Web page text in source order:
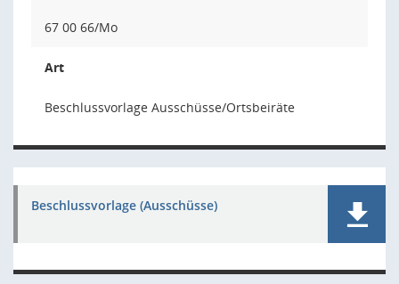
67 00 66/Mo
Art
Beschlussvorlage Ausschüsse/Ortsbeiräte
Beschlussvorlage (Ausschüsse)